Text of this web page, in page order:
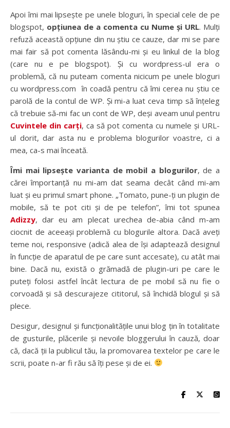
Apoi îmi mai lipsește pe unele bloguri, în special cele de pe
blogspot, opțiunea de a comenta cu Nume și URL. Mulți
refuză această opțiune din nu știu ce cauze, dar mi se pare
mai fair să pot comenta lăsându-mi și eu linkul de la blog
(care nu e pe blogspot). Și cu wordpress-ul era o
problemă, că nu puteam comenta nicicum pe unele bloguri
cu wordpress.com în coadă pentru că îmi cerea nu știu ce
parolă de la contul de WP. Și mi-a luat ceva timp să înțeleg
că trebuie să-mi fac un cont de WP, deși aveam unul pentru
Cuvintele din carți, ca să pot comenta cu numele și URL-
ul dorit, dar asta nu e problema blogurilor voastre, ci a
mea, ca-s mai înceată.
Îmi mai lipsește varianta de mobil a blogurilor, de a
cărei împortanță nu mi-am dat seama decât când mi-am
luat și eu primul smart phone. „Tomato, pune-ți un plugin de
mobile, să te pot citi și de pe telefon”, îmi tot spunea
Adizzy, dar eu am plecat urechea de-abia când m-am
ciocnit de aceeași problemă cu blogurile altora. Dacă aveți
teme noi, responsive (adică alea de își adaptează designul
în funcție de aparatul de pe care sunt accesate), cu atât mai
bine. Dacă nu, există o grămadă de plugin-uri pe care le
puteți folosi astfel încât lectura de pe mobil să nu fie o
corvoadă și să descurajeze cititorul, să închidă blogul și să
plece.
Desigur, designul și funcționalitățile unui blog țin în totalitate
de gusturile, plăcerile și nevoile bloggerului în cauză, doar
că, dacă ții la publicul tău, la promovarea textelor pe care le
scrii, poate n-ar fi rău să îți pese și de ei.